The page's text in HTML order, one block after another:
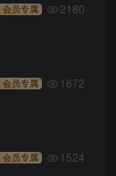
会员专属 2180
会员专属 1672
会员专属 1524